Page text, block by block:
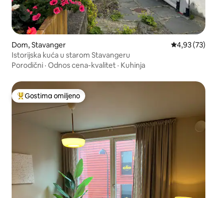
Dom, Stavanger Prosečna
4,93 (73)
Istorijska kuća u starom Stavangeru
Porodični · Odnos cena-kvalitet · Kuhinja
Najuspešniji među gostima omiljenim
Gostima omiljeno